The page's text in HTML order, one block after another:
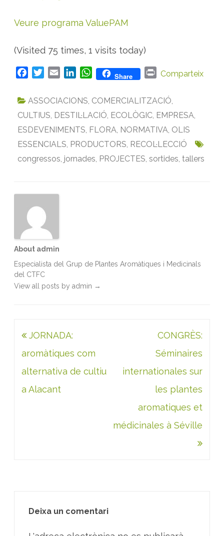
Veure programa ValuePAM
(Visited 75 times, 1 visits today)
c
b
o
o
k
i
t
e
r
a
l
n
e
d
I
n
W
a
s
A
p
p
Share
P
t
Comparteix
ASSOCIACIONS, COMERCIALITZACIÓ,
CULTIUS, DESTIL·LACIÓ, ECOLÒGIC, EMPRESA,
ESDEVENIMENTS, FLORA, NORMATIVA, OLIS
ESSENCIALS, PRODUCTORS, RECOL·LECCIÓ
congressos, jornades, PROJECTES, sortides, tallers
About admin
Especialista del Grup de Plantes Aromàtiques i Medicinals
del CTFC
View all posts by admin →
Navegació
d'entrades
JORNADA:
aromàtiques com
alternativa de cultiu
a Alacant
CONGRÈS:
Séminaires
internationales sur
les plantes
aromatiques et
médicinales à Séville
Deixa un comentari